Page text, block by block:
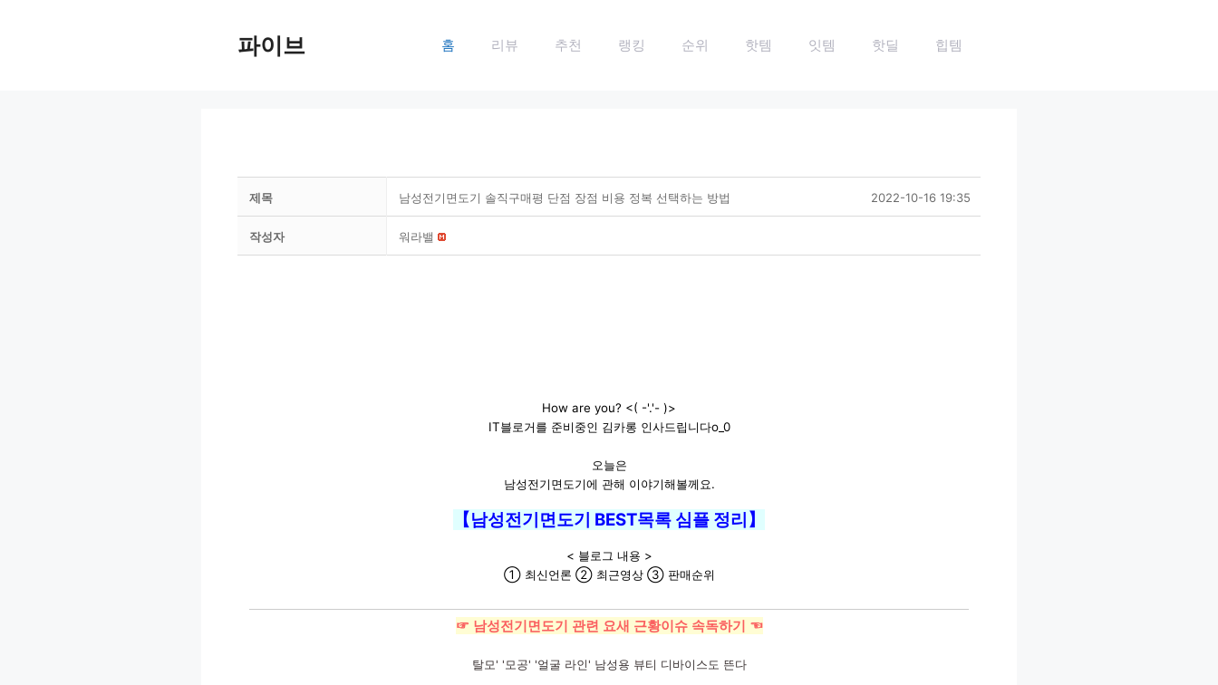
파이브 홈 리뷰 추천 랭킹 순위 핫템 잇템 핫딜 힙템
제목 남성전기면도기 솔직구매평 단점 장점 비용 정복 선택하는 방법 2022-10-16 19:35
작성자 워라밸
How are you? <( -'.'- )>
IT블로거를 준비중인 김카롱 인사드립니다o_0
오늘은
남성전기면도기에 관해 이야기해볼께요.
【남성전기면도기 BEST목록 심플 정리】
< 블로그 내용 >
① 최신언론 ② 최근영상 ③ 판매순위
☞ 남성전기면도기 관련 요새 근황이슈 속독하기 ☜
탈모' '모공' '얼굴 라인' 남성용 뷰티 디바이스도 뜬다